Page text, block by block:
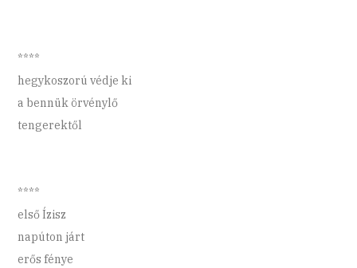
****
hegykoszorú védje ki
a bennük örvénylő
tengerektől
****
első Ízisz
napúton járt
erős fénye